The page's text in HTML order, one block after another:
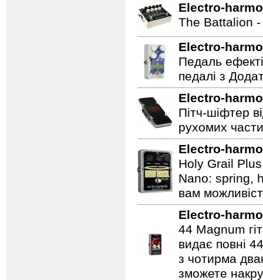
Electro-
The Battalion -
Electro-
Педаль
педалі з
Electro-
Пітч-шіфтер
рухомих
Electro-
Holy Grail Plus
Nano: spring,
вам
Electro-
44 Magnum
видає повні
з чотирма
зможете